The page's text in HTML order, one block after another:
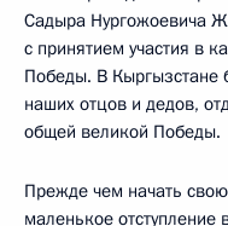
Садыра Нургожоевича
с принятием участия в
Победы. В Кыргызстане
наших отцов и дедов,
общей великой Победы.
Прежде чем начать
маленькое отступление